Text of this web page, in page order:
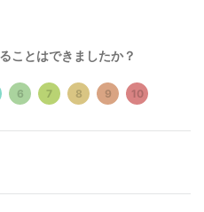
ことはできましたか？
6 7 8 9 10